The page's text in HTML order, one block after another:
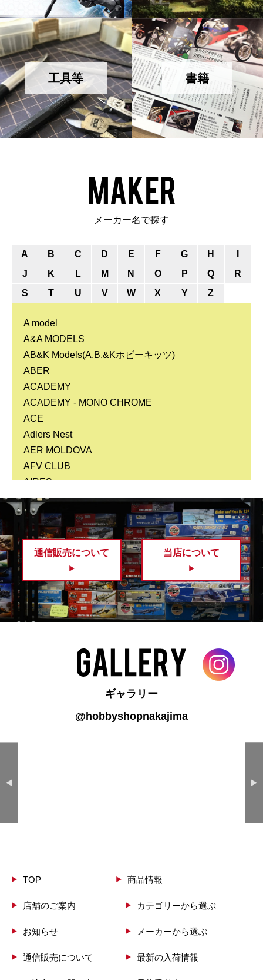
工具等 書籍
メーカー名で探す
A B C D E F G H
J
K L M N O P Q
R
S
T U V W X Y Z
A model
A&A MODELS
AB&K Models(A.B.&Kホビーキッツ)
ABER
ACADEMY
ACADEMY - MONO CHROME
ACE
Adlers Nest
AER MOLDOVA
AFV CLUB
AIRES
AIRFIX
AK
alan
ALANGER
ALEC
AMG (ARSENAL MODEL GROUP)
AMK(AvantGarde Model Kits)
AMMO
Amusing Hobby
AVIS
Azur
通信販売について 当店について
ギャラリー
@hobbyshopnakajima
TOP
店舗のご案内
お知らせ
通信販売について
商品情報
カテゴリーから選ぶ
メーカーから選ぶ
最新の入荷情報